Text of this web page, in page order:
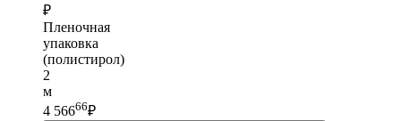
₽
Пленочная
упаковка
(полистирол)
2
м
4 56666₽